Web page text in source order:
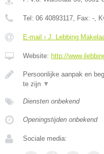
Tel: 06 40893117 , Fax: - ,
E-mail › J. Lebbing
Website: http://
Persoonlijke aanpak en
te zijn ▼
Diensten onbekend
Openingstijden onbekend
Sociale media: